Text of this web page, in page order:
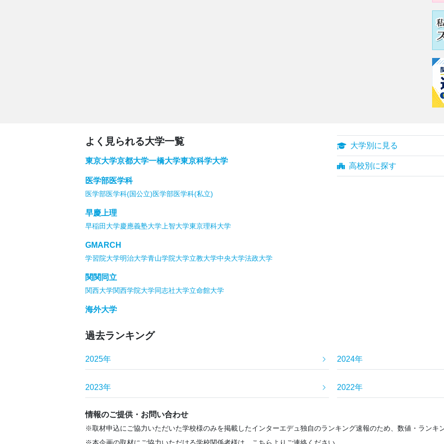
よく見られる大学一覧
東京大学京都大学一橋大学東京科学大学
医学部医学科
医学部医学科(国公立)医学部医学科(私立)
早慶上理
早稲田大学慶應義塾大学 上智大学東京理科大学
GMARCH
学習院大学明治大学青山学院大学立教大学中央大学法政大学
関関同立
関西大学関西学院大学同志社大学立命館大学
海外大学
大学別に見る
高校別に探す
過去ランキング
2025年 2024年
2023年 2022年
情報のご提供・お問い合わせ
取材申込にご協力いただいた学校様のみを掲載したインターエデュ独自のランキング速報のため、数値・ランキ